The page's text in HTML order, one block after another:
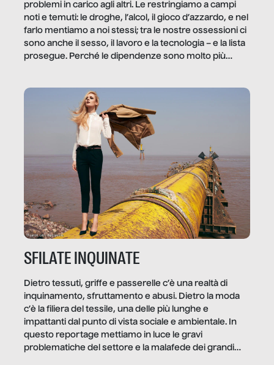
problemi in carico agli altri. Le restringiamo a campi
noti e temuti: le droghe, l’alcol, il gioco d’azzardo, e nel
farlo mentiamo a noi stessi; tra le nostre ossessioni ci
sono anche il sesso, il lavoro e la tecnologia – e la lista
prosegue. Perché le dipendenze sono molto più
trae un guadagno. In questo reportage vediamo
quale e come.
SFILATE INQUINATE
Dietro tessuti, griffe e passerelle c’è una realtà di
inquinamento, sfruttamento e abusi. Dietro la moda
c’è la filiera del tessile, una delle più lunghe e
impattanti dal punto di vista sociale e ambientale. In
questo reportage mettiamo in luce le gravi
problematiche del settore e la malafede dei grandi